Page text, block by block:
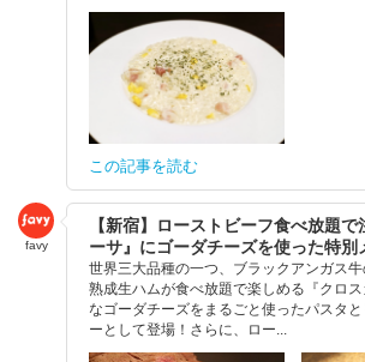
この記事を読む
favy
【新宿】ローストビーフ食べ放題
ーサ』にゴーダチーズを使った特別
世界三大品種の一つ、ブラックアンガス
熟成生ハムが食べ放題で楽しめる『クロ
なゴーダチーズをまるごと使ったパスタ
ーとして登場！さらに、ロー...